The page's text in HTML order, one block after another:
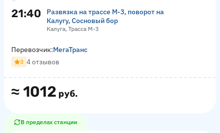
21:40
Развязка на трассе М-3, поворот на
Калугу, Сосновый бор
Калуга, Трасса М-3
≈ 1012 руб.
Перевозчик:МегаТранс
3 4 отзывов
В пределах станции